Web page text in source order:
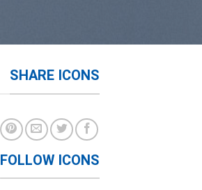
SHARE ICONS
FOLLOW ICONS